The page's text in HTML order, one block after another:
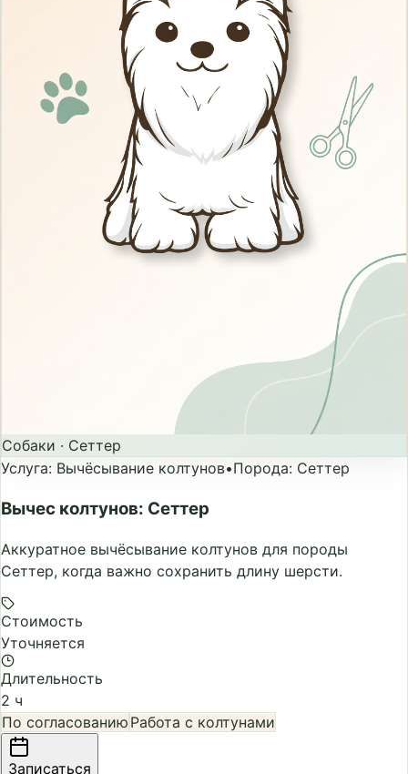
Собаки · Сеттер
Услуга: Вычёсывание колтунов•Порода: Сеттер
Вычес колтунов: Сеттер
Аккуратное вычёсывание колтунов для породы
Сеттер, когда важно сохранить длину шерсти.
Стоимость
Уточняется
Длительность
2 ч
По согласованию Работа с колтунами
Записаться